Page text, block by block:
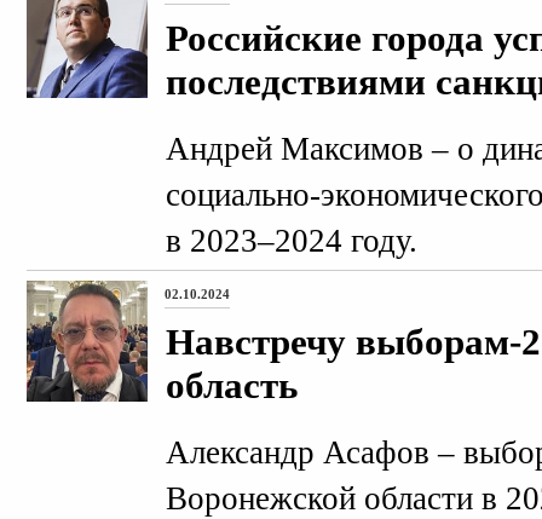
Российские города
последствиями
Андрей Максимов – о
социально-
в 2023–2024 году.
02.10.2024
Навстречу выборам-
область
Александр Асафов –
Воронежской области в